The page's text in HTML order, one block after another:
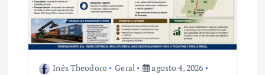
P
o
Inês Theodoro Geral
agosto 4, 2026